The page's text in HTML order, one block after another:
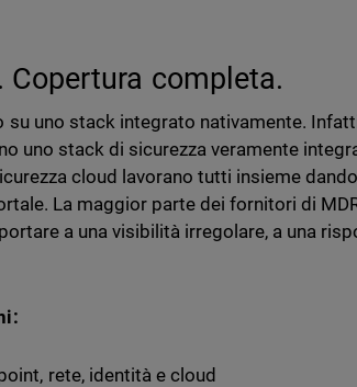
completa.
su uno stack integrato nativamente.
uno stack di sicurezza veramente
cloud lavorano tutti insieme
La maggior parte dei fornitori di
a una visibilità irregolare, a una
rete, identità e cloud